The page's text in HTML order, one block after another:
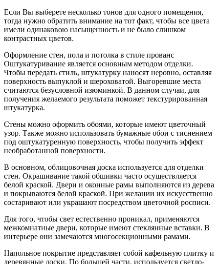
Если Вы выберете несколько тонов для одного помещения,
тогда нужно обратить внимание на тот факт, чтобы все цвета
имели одинаковою насыщенность и не было слишком
контрастных цветов.
Оформление стен, пола и потолка в стиле прованс
Оштукатуривание является основным методом отделки.
Чтобы передать стиль, штукатурку наносят неровно, оставляя
поверхность выпуклой и шероховатой. Выгоревшие места
считаются безусловной изюминкой. В данном случаи, для
получения желаемого результата поможет текстурированная
штукатурка.
Стены можно оформить обоями, которые имеют цветочный
узор. Также можно использовать бумажные обои с тиснением
под оштукатуренную поверхность, чтобы получить эффект
необработанной поверхности.
В основном, облицовочная доска используется для отделки
стен. Окрашивание такой обшивки часто осуществляется
белой краской. Двери и оконные рамы выполняются из дерева
и покрываются белой краской. При желании их искусственно
состаривают или украшают посредством цветочной росписи.
Для того, чтобы свет естественно проникал, применяются
межкомнатные двери, которые имеют стеклянные вставки. В
интерьере они замечаются многосекционными рамами.
Напольное покрытие представляет собой кафельную плитку и
деревянные доски. По большей части, используется светло-